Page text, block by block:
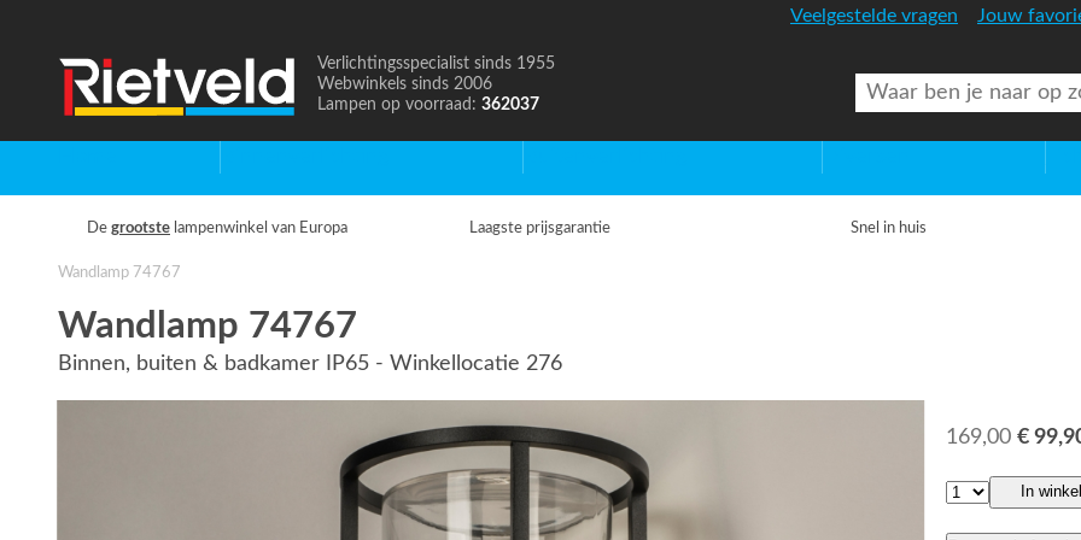
Veelgestelde vragen Jouw
Naar
de
Verlichtingsspecialist sinds 1955
Webwinkels sinds 2006
Lampen op voorraad: 362037
De grootste lampenwinkel van Europa Laagste prijsgarantie Snel in huis
Wandlamp 74767
Wandlamp 74767
Binnen, buiten & badkamer IP65 - Winkellocatie 276
169,00 €
In